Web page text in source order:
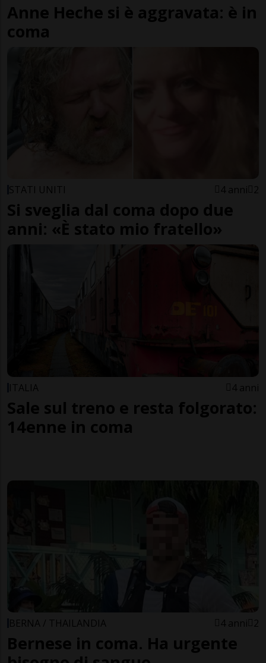
Anne Heche si è aggravata: è in
coma
STATI UNITI 4 anni 2
Si sveglia dal coma dopo due
anni: «È stato mio fratello»
ITALIA 4 anni
Sale sul treno e resta folgorato:
14enne in coma
BERNA / THAILANDIA 4 anni 2
Bernese in coma. Ha urgente